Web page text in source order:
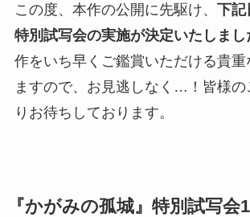
この度、本作の公開に先駆け、 下記
特別試写会の実施が決定いたしまし
作をいち早くご鑑賞いただける貴重
ますので、お見逃しなく…！皆様の
りお待ちしております。
『かがみの孤城』特別試写会